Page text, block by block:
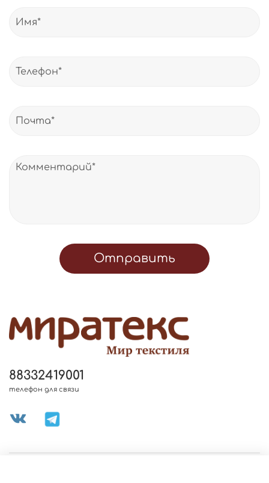
Отправить
88332419001
телефон для связи